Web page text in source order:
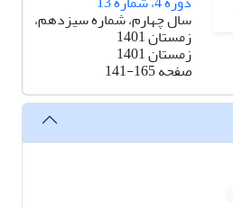
سال چهارم، شماره سیزدهم،
زمستان 1401
زمستان 1401
صفحه141-165